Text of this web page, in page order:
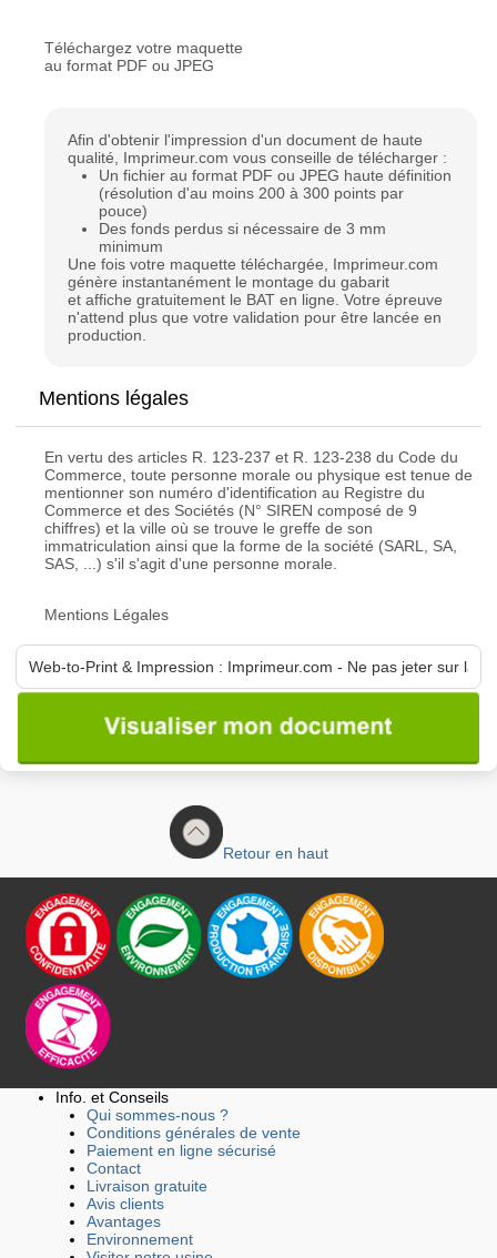
Téléchargez votre maquette
au format PDF ou JPEG
Afin d'obtenir l'impression d'un document de haute
qualité, Imprimeur.com vous conseille de télécharger :
Un fichier au format PDF ou JPEG haute définition
(résolution d'au moins 200 à 300 points par
pouce)
Des fonds perdus si nécessaire de 3 mm
minimum
Une fois votre maquette téléchargée, Imprimeur.com
génère instantanément le montage du gabarit
et affiche gratuitement le BAT en ligne. Votre épreuve
n'attend plus que votre validation pour être lancée en
production.
Mentions légales
En vertu des articles R. 123-237 et R. 123-238 du Code du
Commerce, toute personne morale ou physique est tenue de
mentionner son numéro d'identification au Registre du
Commerce et des Sociétés (N° SIREN composé de 9
chiffres) et la ville où se trouve le greffe de son
immatriculation ainsi que la forme de la société (SARL, SA,
SAS, ...) s'il s'agit d'une personne morale.
Mentions Légales
Retour en haut
Info. et Conseils
Qui sommes-nous ?
Conditions générales de vente
Paiement en ligne sécurisé
Contact
Livraison gratuite
Avis clients
Avantages
Environnement